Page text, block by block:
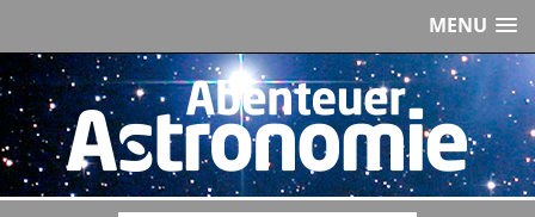
MENU